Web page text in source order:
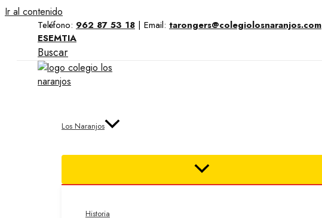
Ir al contenido
Teléfono: 962 87 53 18 | Email: tarongers@colegiolosnaranjos.com
ESEMTIA
Buscar
Los Naranjos
Historia